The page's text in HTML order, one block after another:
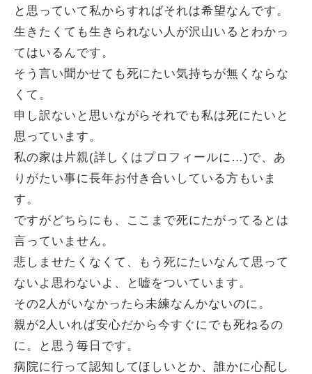
と思っていて私からすればそれは希望なんです。
生きたくても生きられない人が沢山いるとわかっ
てはいるんです。
そう言い聞かせても死にたい気持ちが無くならな
くて。
申し訳ないと思いながらそれでも私は死にたいと
思っています。
私の家は片親(詳しくはプロフィールに…)で、あ
りがたい事に長年お付き合いしている方もいま
す。
ですがどちらにも、ここまで死にたがってるとは
言っていません。
悲しませたくなくて、もう死にたいなんて思って
ないよ思わないよ、と嘘をついています。
その2人がいなかったら未練なんかないのに。
親が2人いれば安心だから今すぐにでも死ねるの
に。と思う毎日です。
病院に行って認知してほしいとか、誰かに心配し